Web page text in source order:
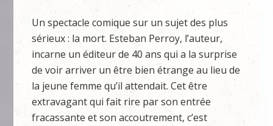
Un spectacle comique sur un sujet des plus
sérieux : la mort. Esteban Perroy, l’auteur,
incarne un éditeur de 40 ans qui a la surprise
de voir arriver un être bien étrange au lieu de
la jeune femme qu’il attendait. Cet être
extravagant qui fait rire par son entrée
fracassante et son accoutrement, c’est